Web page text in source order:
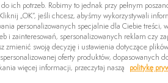
Bluzy
Szorty
Spodnie
Kurtki przejściowe
Czapki
Plecaki
Czapki z daszkiem
Skarpetki
Pielęgnacja obuwia
Hazel
Motion
Newport Bay
Seneca
Field Trekker
Sprint Trekker
ich potrzeb. Robimy to jednak przy pełnym
„OK”, jeśli chcesz, abyśmy wykorzystywali
personalizowanych specjalnie dla Ciebie
i zainteresowań, spersonalizowanych reklam czy
zmienić swoją decyzję i ustawienia dotyczące
oferty produktów, dopasowanych
więcej informacji, przeczytaj naszą
politykę